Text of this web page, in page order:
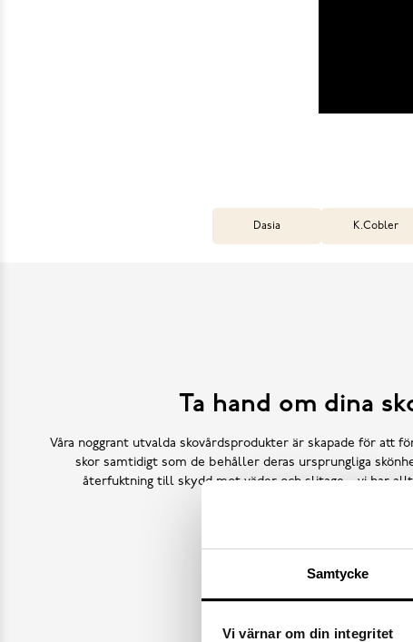
Samtycke
Vi värnar om din integritet
Dasia K.Cobler
Ta hand om dina
Våra noggrant utvalda skovårdsprodukter är skapade för att
skor samtidigt som de behåller deras ursprungliga
återfuktning till skydd mot väder och slitage – vi har allt